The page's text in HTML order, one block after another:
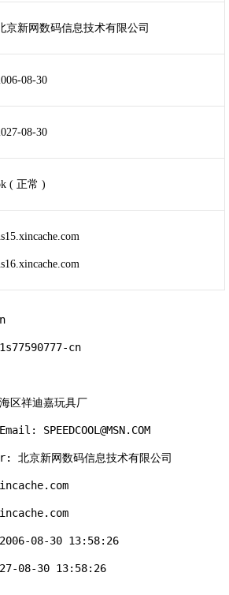
京新网数码信息技术有限公司
08-30
08-30
( 正常 )
cn
祥迪嘉玩具厂
SPEEDCOOL@MSN.COM
京新网数码信息技术有限公司
08-30 13:58:26
08-30 13:58:26